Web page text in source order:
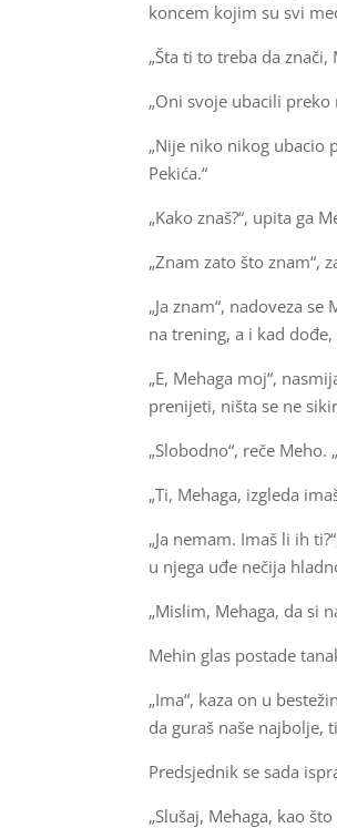
koncem kojim su svi
„Šta ti to treba da znači,
„Oni svoje ubacili
„Nije niko nikog ubacio
Pekića.“
„Kako znaš?“, upita ga
„Znam zato što znam“,
„Ja znam“, nadoveza
na trening, a i kad
„E, Mehaga moj“,
prenijeti, ništa se ne
„Slobodno“, reče
„Ti, Mehaga, izgleda
„Ja nemam. Imaš li ih
u njega uđe nečija
„Mislim, Mehaga, da si
Mehin glas postade
„Ima“, kaza on u
da guraš naše najbolje,
Predsjednik se sada
„Slušaj, Mehaga, kao